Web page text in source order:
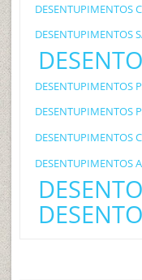
DESENTUPIMENTOS
DESENTUPIMENTOS
DESENTUPIMENTOS
DESENTUPIMENTOS
DESENTUPIMENTOS
DESENTUPIMENTOS